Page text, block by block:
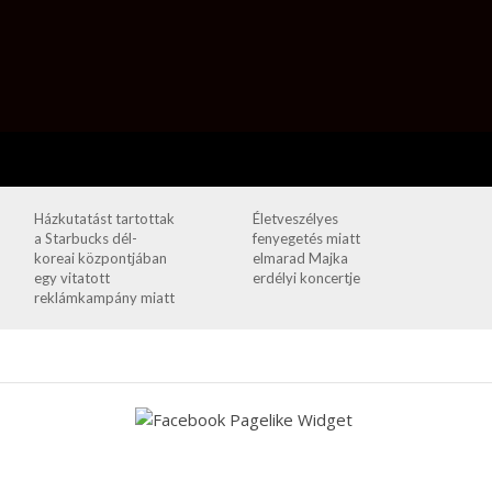
Házkutatást tartottak
a Starbucks dél-
koreai központjában
egy vitatott
reklámkampány miatt
Életveszélyes
fenyegetés miatt
elmarad Majka
erdélyi koncertje